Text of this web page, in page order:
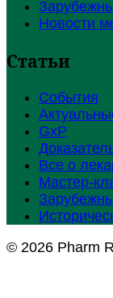
Новости
Статьи
События
GxP
Все о
Мастер-
© 2026 Pharm